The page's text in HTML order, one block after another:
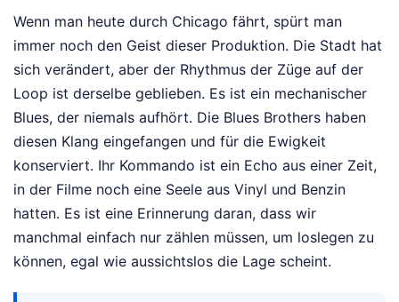
Wenn man heute durch Chicago fährt, spürt man
immer noch den Geist dieser Produktion. Die Stadt hat
sich verändert, aber der Rhythmus der Züge auf der
Loop ist derselbe geblieben. Es ist ein mechanischer
Blues, der niemals aufhört. Die Blues Brothers haben
diesen Klang eingefangen und für die Ewigkeit
konserviert. Ihr Kommando ist ein Echo aus einer Zeit,
in der Filme noch eine Seele aus Vinyl und Benzin
hatten. Es ist eine Erinnerung daran, dass wir
manchmal einfach nur zählen müssen, um loslegen zu
können, egal wie aussichtslos die Lage scheint.